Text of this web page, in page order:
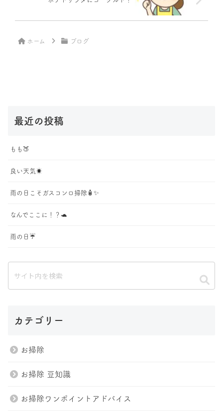
ホーム ブログ
最近の投稿
もも🍑
良い天気☀️
雨の日こそガスコンロ掃除🧴✨
なんでここに！？🐢
雨の日☔️
カテゴリー
お掃除
お掃除 豆知識
お掃除ワンポイントアドバイス